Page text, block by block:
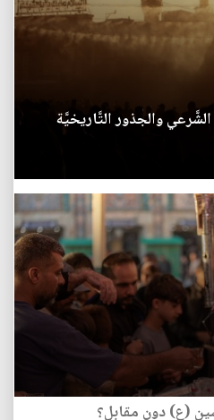
الشَّرعي والجذور التَّاريخيَّة
(ع) دون مقابل؟